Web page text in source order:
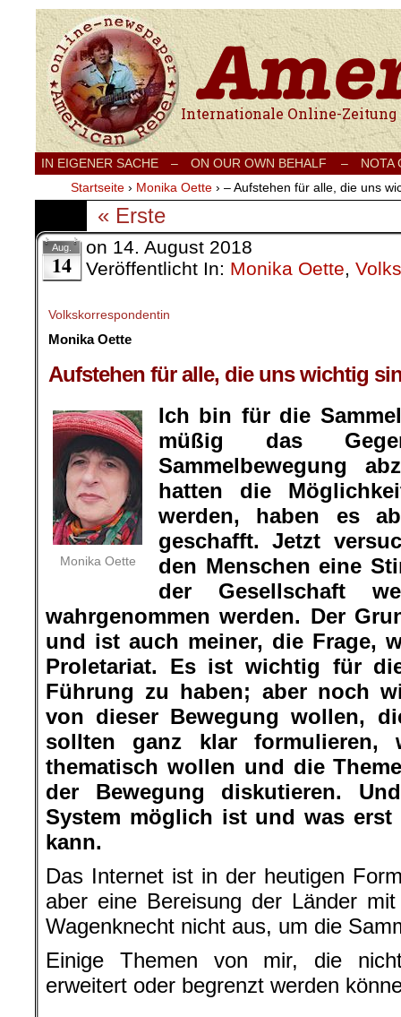
Internationale Onlinezeitung für Frieden,
IN EIGENER SACHE – ON OUR OWN BEHALF –
NOTA
Startseite › Monika Oette › – Aufstehen für alle, die uns
« Erste
Aug.
14
on 14. August 2018
Veröffentlicht In: Monika Oette,
Volkskorrespondentin
Monika Oette
Aufstehen für alle, die uns wichtig
Monika Oette
Ich bin für die
müßig das
Sammelbewegung
hatten die
werden, haben es
geschafft. Jetzt
den Menschen eine
der Gesellschaft
wahrgenommen werden. Der
und ist auch meiner, die Frage,
Proletariat. Es ist wichtig für
Führung zu haben; aber noch
von dieser Bewegung wollen,
sollten ganz klar formulieren,
thematisch wollen und die
der Bewegung diskutieren.
System möglich ist und was erst
kann.
Das Internet ist in der heutigen
aber eine Bereisung der Länder
Wagenknecht nicht aus, um die
Einige Themen von mir, die
erweitert oder begrenzt werden